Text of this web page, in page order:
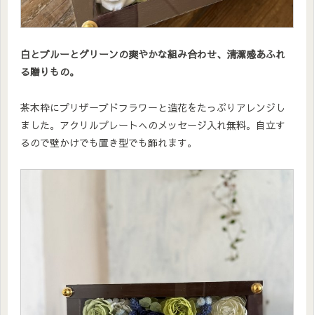
白とブルーとグリーンの爽やかな組み合わせ、清潔感あふれ
る贈りもの。
茶木枠にプリザーブドフラワーと造花をたっぷりアレンジし
ました。アクリルプレートへのメッセージ入れ無料。自立す
るので壁かけでも置き型でも飾れます。